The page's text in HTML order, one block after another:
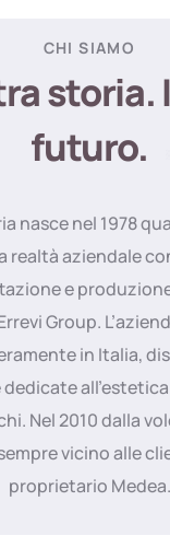
CHI SIAMO
storia.
futuro.
nasce nel 1978
realtà aziendale
e
Group.
in Italia,
Nel 2010 dalla
vicino alle
proprietario Medea.